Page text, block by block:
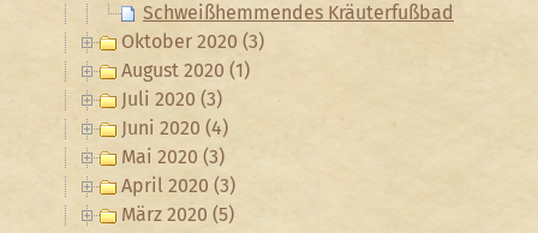
Schweißhemmendes Kräuterfußbad
Oktober 2020 (3)
August 2020 (1)
Juli 2020 (3)
Juni 2020 (4)
Mai 2020 (3)
April 2020 (3)
März 2020 (5)